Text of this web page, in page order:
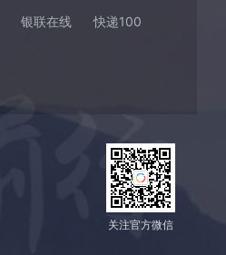
银联在线
快递100
关注官方微信